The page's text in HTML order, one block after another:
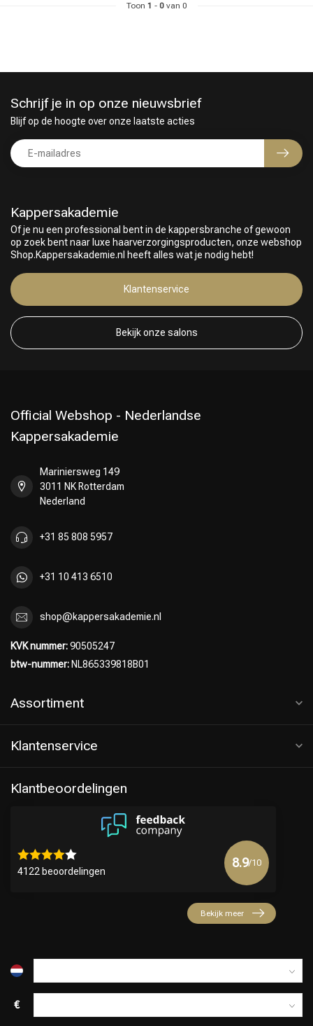
Omvorming
Keuze van onze Kappers
Toon 1 - 0van 0
Kappersakademie
Of je nu een professional bent in de kappersbranche of gewoon
op zoek bent naar luxe haarverzorgingsproducten, onze webshop
Shop.Kappersakademie.nl heeft alles wat je nodig hebt!
Klantenservice
Bekijk onze salons
Schrijf je in op onze nieuwsbrief
Blijf op de hoogte over onze laatste acties
Official Webshop - Nederlandse
Kappersakademie
Mariniersweg 149
3011 NK Rotterdam
Nederland
+31 85 808 5957
+31 10 413 6510
shop@kappersakademie.nl
KVK nummer:90505247
btw-nummer: NL865339818B01
Assortiment
Klantenservice
Klantbeoordelingen
4122 beoordelingen
8.9/10
Bekijk meer
€